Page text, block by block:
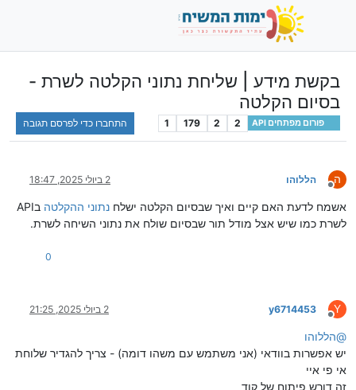
בקשת מידע | שליחת נתוני הקלטה לשרת -
בסיום הקלטה
פורום מפתחים API 2
2
179
1 התחברו כדי לפרסם תגובה
ה
מנותק
הללוהו 2 ביולי 2025, 18:47
אשמח לדעת האם קיים ואיך שבסיום הקלטה ישלח נתוני ההקלטה
בAPI
לשרת כמו שיש אצל מודל תור שבסיום שולח את נתוני השיחה לשרת.
0
Y
מנותק
y6714453 2 ביולי 2025, 21:25
@הללוהו
יש אפשרות בוודאי (אני משתמש עם משהו דומה) - צריך להגדיר שלוחת
אי פי איי
זה דורש פיתוח של קוד